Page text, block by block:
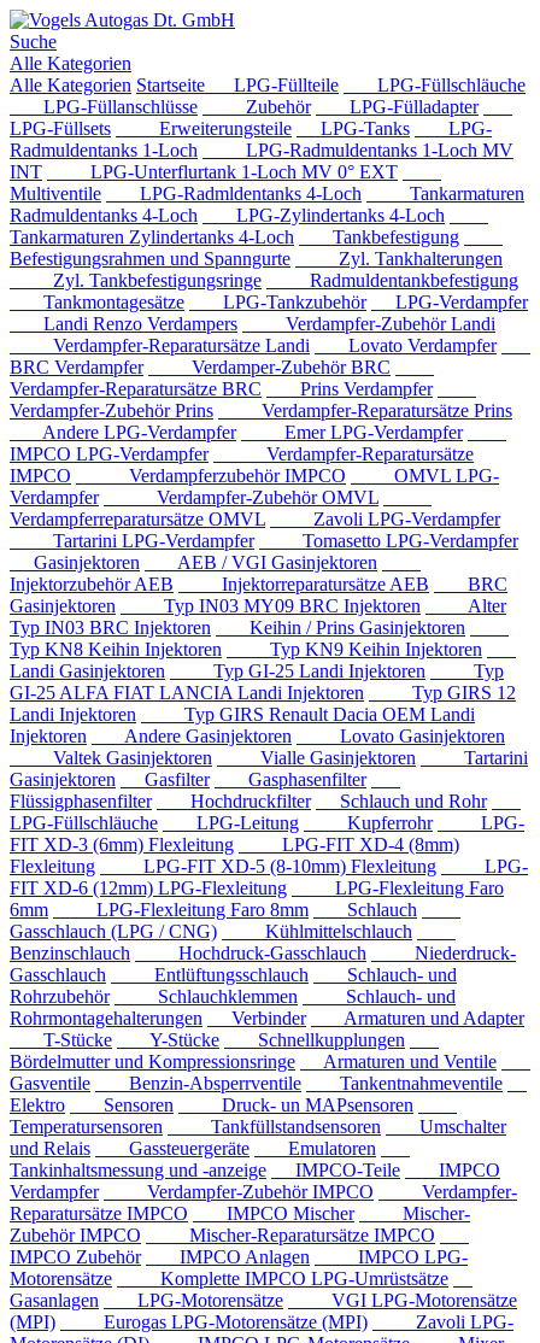
Suche
Alle Kategorien
Alle Kategorien Startseite LPG-Füllteile
LPG-Füllschläuche
LPG-Füllanschlüsse
Zubehör
LPG-Fülladapter
LPG-Füllsets
Erweiterungsteile LPG-Tanks
LPG-
Radmuldentanks 1-Loch
LPG-Radmuldentanks 1-Loch MV
INT
LPG-Unterflurtank 1-Loch MV 0° EXT
Multiventile
LPG-Radmldentanks 4-Loch
Tankarmaturen
Radmuldentanks 4-Loch
LPG-Zylindertanks 4-Loch
Tankarmaturen Zylindertanks 4-Loch
Tankbefestigung
Befestigungsrahmen und Spanngurte
Zyl. Tankhalterungen
Zyl. Tankbefestigungsringe
Radmuldentankbefestigung
Tankmontagesätze
LPG-Tankzubehör
LPG-Verdampfer
Landi Renzo Verdampers
Verdampfer-Zubehör Landi
Verdampfer-Reparatursätze Landi
Lovato Verdampfer
BRC Verdampfer
Verdamper-Zubehör BRC
Verdampfer-Reparatursätze BRC
Prins Verdampfer
Verdampfer-Zubehör Prins
Verdampfer-Reparatursätze Prins
Andere LPG-Verdampfer
Emer LPG-Verdampfer
IMPCO LPG-Verdampfer
Verdampfer-Reparatursätze
IMPCO
Verdampferzubehör IMPCO
OMVL LPG-
Verdampfer
Verdampfer-Zubehör OMVL
Verdampferreparatursätze OMVL
Zavoli LPG-Verdampfer
Tartarini LPG-Verdampfer
Tomasetto LPG-Verdampfer
Gasinjektoren
AEB / VGI Gasinjektoren
Injektorzubehör AEB
Injektorreparatursätze AEB
BRC
Gasinjektoren
Typ IN03 MY09 BRC Injektoren
Alter
Typ IN03 BRC Injektoren
Keihin / Prins Gasinjektoren
Typ KN8 Keihin Injektoren
Typ KN9 Keihin Injektoren
Landi Gasinjektoren
Typ GI-25 Landi Injektoren
Typ
GI-25 ALFA FIAT LANCIA Landi Injektoren
Typ GIRS 12
Landi Injektoren
Typ GIRS Renault Dacia OEM Landi
Injektoren
Andere Gasinjektoren
Lovato Gasinjektoren
Valtek Gasinjektoren
Vialle Gasinjektoren
Tartarini
Gasinjektoren
Gasfilter
Gasphasenfilter
Flüssigphasenfilter
Hochdruckfilter
Schlauch und Rohr
LPG-Füllschläuche
LPG-Leitung Kupferrohr
LPG-
FIT XD-3 (6mm) Flexleitung
LPG-FIT XD-4 (8mm)
Flexleitung
LPG-FIT XD-5 (8-10mm) Flexleitung
LPG-
FIT XD-6 (12mm) LPG-Flexleitung
LPG-Flexleitung Faro
6mm
LPG-Flexleitung Faro 8mm
Schlauch
Gasschlauch (LPG / CNG)
Kühlmittelschlauch
Benzinschlauch
Hochdruck-Gasschlauch
Niederdruck-
Gasschlauch
Entlüftungsschlauch
Schlauch- und
Rohrzubehör
Schlauchklemmen
Schlauch- und
Rohrmontagehalterungen
Verbinder
Armaturen und Adapter
T-Stücke
Y-Stücke
Schnellkupplungen
Bördelmutter und Kompressionsringe
Armaturen und Ventile
Gasventile
Benzin-Absperrventile
Tankentnahmeventile
Elektro
Sensoren
Druck- un MAPsensoren
Temperatursensoren
Tankfüllstandsensoren
Umschalter
und Relais
Gassteuergeräte
Emulatoren
Tankinhaltsmessung und -anzeige
IMPCO-Teile
IMPCO
Verdampfer
Verdampfer-Zubehör IMPCO
Verdampfer-
Reparatursätze IMPCO
IMPCO Mischer
Mischer-
Zubehör IMPCO
Mischer-Reparatursätze IMPCO
IMPCO Zubehör
IMPCO Anlagen
IMPCO LPG-
Motorensätze
Komplette IMPCO LPG-Umrüstsätze
Gasanlagen
LPG-Motorensätze
VGI LPG-Motorensätze
(MPI)
Eurogas LPG-Motorensätze (MPI)
Zavoli LPG-